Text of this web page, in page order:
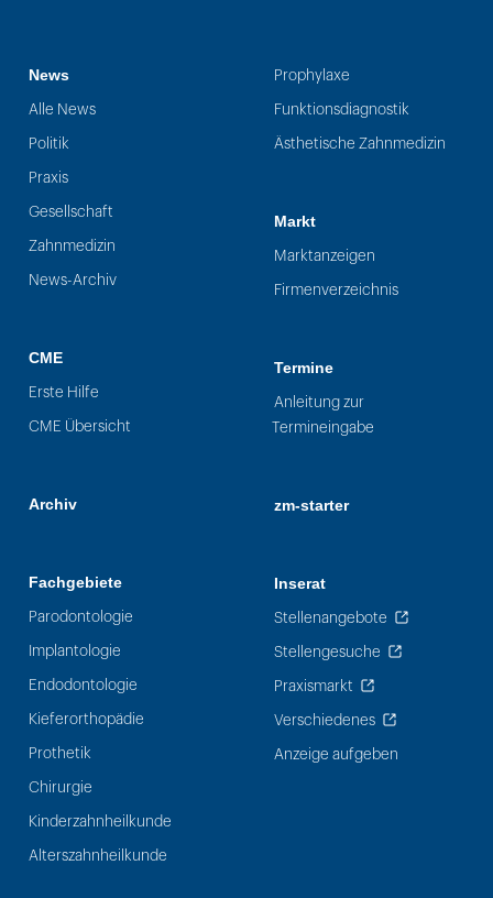
News
Alle News
Politik
Praxis
Gesellschaft
Zahnmedizin
News-Archiv
CME
Erste Hilfe
CME Übersicht
Archiv
Fachgebiete
Parodontologie
Implantologie
Endodontologie
Kieferorthopädie
Prothetik
Chirurgie
Kinderzahnheilkunde
Alterszahnheilkunde
Prophylaxe
Funktionsdiagnostik
Ästhetische Zahnmedizin
Markt
Marktanzeigen
Firmenverzeichnis
Termine
Anleitung zur
Termineingabe
zm-starter
Inserat
Stellenangebote
Stellengesuche
Praxismarkt
Verschiedenes
Anzeige aufgeben